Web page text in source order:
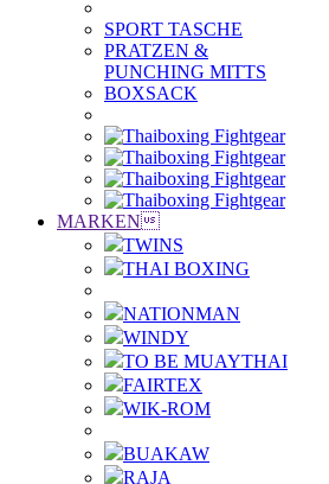
SPORT TASCHE
PRATZEN &
PUNCHING MITTS
BOXSACK
MARKEN
TWINS
THAI BOXING
NATIONMAN
WINDY
TO BE MUAYTHAI
FAIRTEX
WIK-ROM
BUAKAW
RAJA